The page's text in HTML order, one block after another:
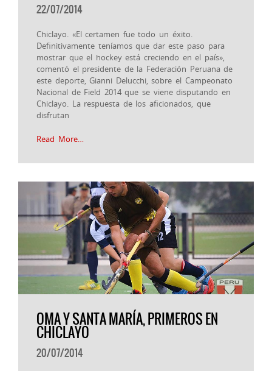
22/07/2014
Chiclayo. «El certamen fue todo un éxito.
Definitivamente teníamos que dar este paso para
mostrar que el hockey está creciendo en el país»,
comentó el presidente de la Federación Peruana de
este deporte, Gianni Delucchi, sobre el Campeonato
Nacional de Field 2014 que se viene disputando en
Chiclayo. La respuesta de los aficionados, que
disfrutan
Read More…
OMA Y SANTA MARÍA, PRIMEROS EN
CHICLAYO
20/07/2014